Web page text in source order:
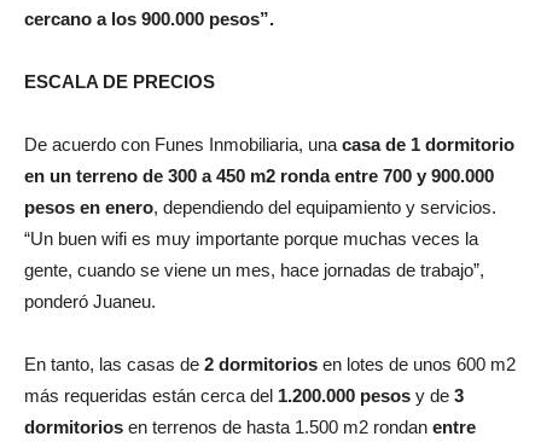
cercano a los 900.000 pesos”.
ESCALA DE PRECIOS
De acuerdo con Funes Inmobiliaria, unacasa de 1 dormitorio
en un terreno de 300 a 450 m2 ronda entre 700 y 900.000
pesos en enero, dependiendo del equipamiento y servicios.
“Un buen wifi es muy importante porque muchas veces la
gente, cuando se viene un mes, hace jornadas de trabajo”,
ponderó Juaneu.
En tanto, las casas de 2 dormitorios en lotes de unos 600 m2
más requeridas están cerca del 1.200.000 pesos y de 3
dormitorios en terrenos de hasta 1.500 m2 rondan entre